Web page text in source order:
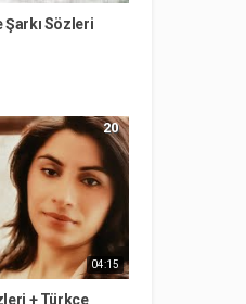
Şarkı Sözleri
04:15
20
+ Türkçe